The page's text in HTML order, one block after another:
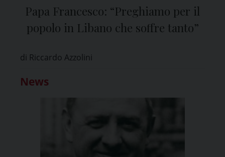
Papa Francesco: “Preghiamo per il
popolo in Libano che soffre tanto”
di Riccardo Azzolini
News